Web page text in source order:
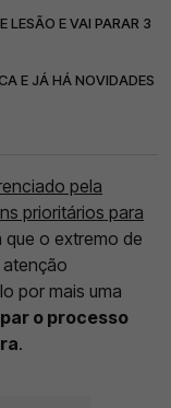
LESÃO E VAI PARAR 3
E JÁ HÁ NOVIDADES
pela
prioritários para
que o extremo de
por mais uma
o processo
.